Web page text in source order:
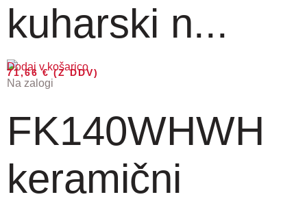
kuharski n...
71,66€(Z DDV)
Dodaj v košarico
Na zalogi
FK140WHWH
keramični